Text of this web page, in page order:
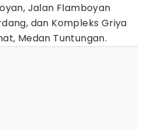
Jalan Flamboyan
dan Kompleks Griya
Medan Tuntungan.